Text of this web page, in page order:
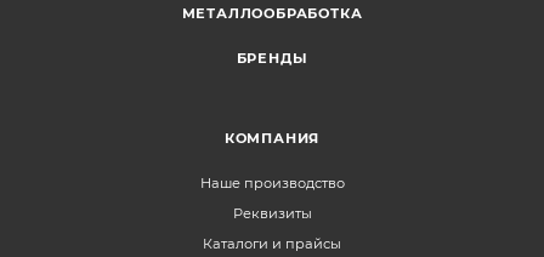
МЕТАЛЛООБРАБОТКА
БРЕНДЫ
КОМПАНИЯ
Наше производство
Реквизиты
Каталоги и прайсы